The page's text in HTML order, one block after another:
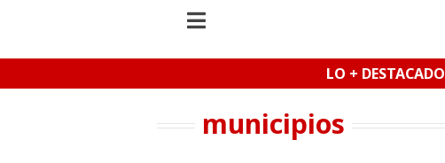
LO + DESTACADO
municipios